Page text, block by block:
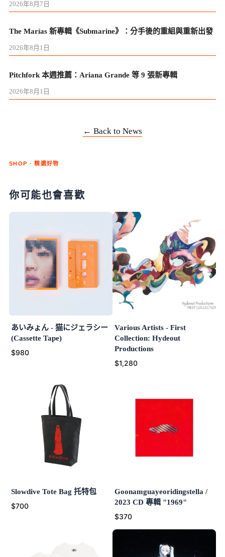
2026年8月7日
The Marías 新專輯《Submarine》：分手後的重組與重新出發
2026年8月1日
Pitchfork 本週推薦：Ariana Grande 等 9 張新專輯
2026年8月1日
← Back to News
SHOP · 精選好物
你可能也會喜歡
あいみょん - 猫にジェラシー
(Cassette Tape)
$980
Various Artists - First
Collection: Hydeout
Productions
$1,280
Slowdive Tote Bag 托特包
$700
Goonamguayeoridingstella /
2023 CD 專輯 "1969"
$370